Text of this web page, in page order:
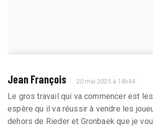
Jean François 20 mai 2025 à 14h44
Le gros travail qui va commencer est
espère qu il va réussir à vendre les
dehors de Rieder et Gronbaek que je